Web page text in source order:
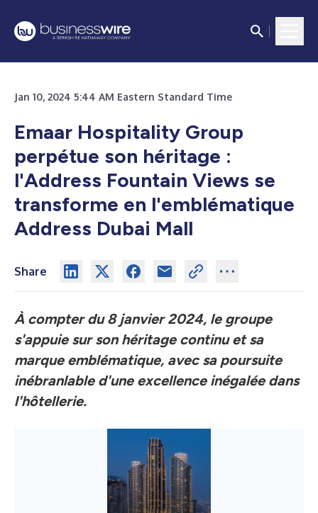
Jan 10, 2024 5:44 AM Eastern Standard Time
Emaar Hospitality Group
perpétue son héritage :
l'Address Fountain Views se
transforme en l'emblématique
Address Dubai Mall
Share
À compter du 8 janvier 2024, le groupe
s'appuie sur son héritage continu et sa
marque emblématique, avec sa poursuite
inébranlable d'une excellence inégalée dans
l'hôtellerie.